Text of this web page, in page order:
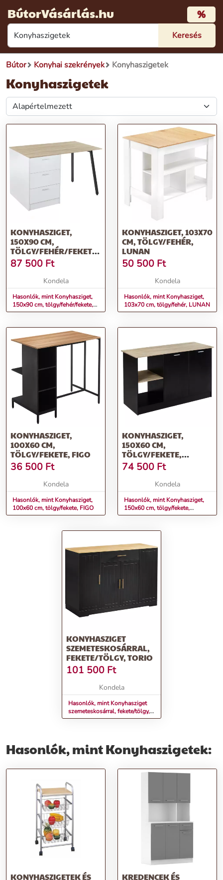
BútorVásárlás.hu %
Bútor Konyhai szekrények Konyhaszigetek
Konyhaszigetek
KONYHASZIGET,
150X90 CM,
TÖLGY/FEHÉR/FEKETE,
XILO
87 500 Ft
Kondela
Hasonlók, mint Konyhasziget,
150x90 cm, tölgy/fehér/fekete,
XILO
KONYHASZIGET, 103X70
CM, TÖLGY/FEHÉR,
LUNAN
50 500 Ft
Kondela
Hasonlók, mint Konyhasziget,
103x70 cm, tölgy/fehér, LUNAN
KONYHASZIGET,
100X60 CM,
TÖLGY/FEKETE, FIGO
36 500 Ft
Kondela
Hasonlók, mint Konyhasziget,
100x60 cm, tölgy/fekete, FIGO
KONYHASZIGET,
150X60 CM,
TÖLGY/FEKETE,
POMPEJ
74 500 Ft
Kondela
Hasonlók, mint Konyhasziget,
150x60 cm, tölgy/fekete,
POMPEJ
KONYHASZIGET
SZEMETESKOSÁRRAL,
FEKETE/TÖLGY, TORIO
101 500 Ft
Kondela
Hasonlók, mint Konyhasziget
szemeteskosárral, fekete/tölgy,
TORIO
Hasonlók, mint Konyhaszigetek:
KONYHASZIGETEK ÉS
KREDENCEK ÉS